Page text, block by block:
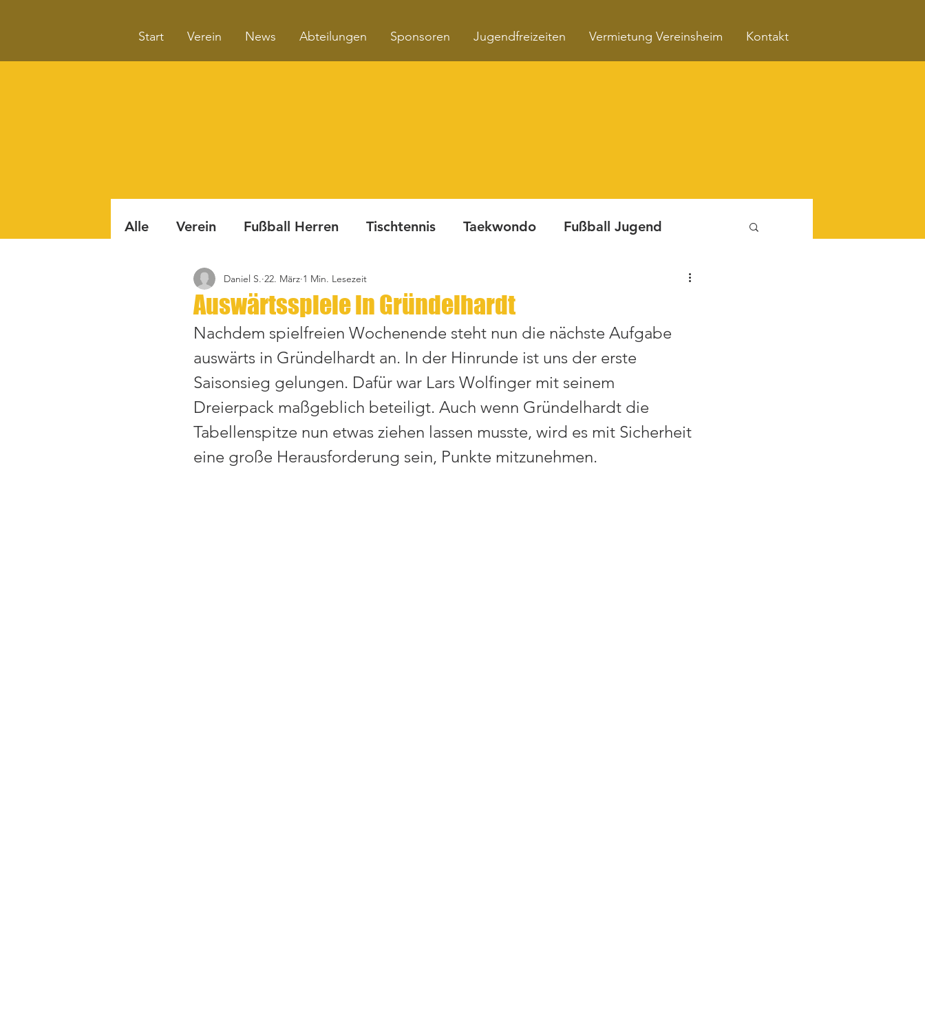
Start Verein News Abteilungen Sponsoren Jugendfreizeiten Vermietung Vereinsheim Kontakt
Alle Verein Fußball Herren Tischtennis Taekwondo Fußball Jugend
Badminton Boule Turnen Fitnessboxen
Auswärtsspiele in Gründelhardt
Daniel S. 22. März 1 Min. Lesezeit
Nachdem spielfreien Wochenende steht nun die nächste Aufgabe
auswärts in Gründelhardt an. In der Hinrunde ist uns der erste
Saisonsieg gelungen. Dafür war Lars Wolfinger mit seinem
Dreierpack maßgeblich beteiligt. Auch wenn Gründelhardt die
Tabellenspitze nun etwas ziehen lassen musste, wird es mit Sicherheit
eine große Herausforderung sein, Punkte mitzunehmen.